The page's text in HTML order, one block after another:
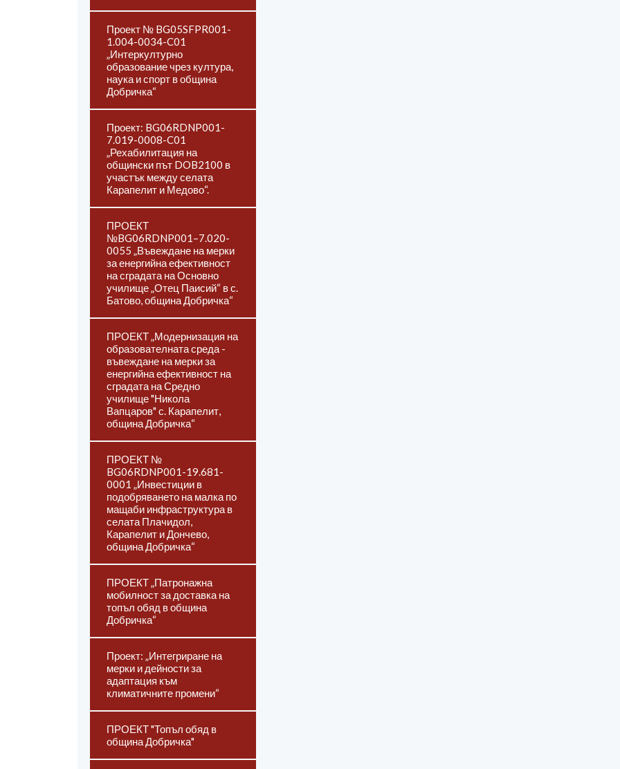
Проект № BG05SFPR001-
1.004-0034-C01
„Интеркултурно
образование чрез култура,
наука и спорт в община
Добричка“
Проект: BG06RDNP001-
7.019-0008-C01
„Рехабилитация на
общински път DOB2100 в
участък между селата
Карапелит и Медово“.
ПРОЕКТ
№BG06RDNP001–7.020-
0055 „Въвеждане на мерки
за енергийна ефективност
на сградата на Основно
училище „Отец Паисий“ в с.
Батово, община Добричка“
ПРОЕКТ „Модернизация на
образователната среда -
въвеждане на мерки за
енергийна ефективност на
сградата на Средно
училище "Никола
Вапцаров" с. Карапелит,
община Добричка“
ПРОЕКТ №
BG06RDNP001-19.681-
0001 „Инвестиции в
подобряването на малка по
мащаби инфраструктура в
селата Плачидол,
Карапелит и Дончево,
община Добричка“
ПРОЕКТ „Патронажна
мобилност за доставка на
топъл обяд в община
Добричка“
Проект: „Интегриране на
мерки и дейности за
адаптация към
климатичните промени“
ПРОЕКТ "Топъл обяд в
община Добричка"